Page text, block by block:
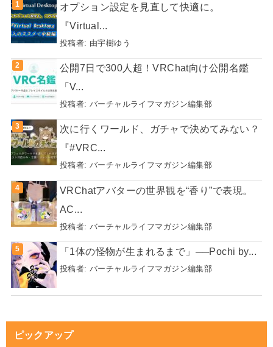
オプション設定を見直して快適に。
『Virtual...
投稿者: 由宇樹ゆう
公開7日で300人超！VRChat向け公開名鑑
「V...
投稿者: バーチャルライフマガジン編集部
次に行くワールド、ガチャで決めてみない？
『#VRC...
投稿者: バーチャルライフマガジン編集部
VRChatアバターの世界観を“香り”で表現。
AC...
投稿者: バーチャルライフマガジン編集部
「1体の怪物が生まれるまで」──Pochi by...
投稿者: バーチャルライフマガジン編集部
ピックアップ